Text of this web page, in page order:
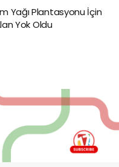
Yağı Plantasyonu İçin
Yok Oldu